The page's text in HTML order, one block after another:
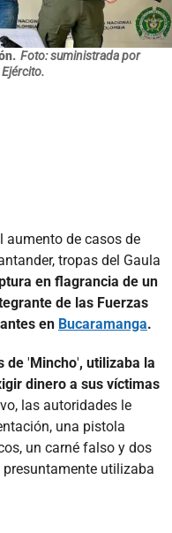
Foto: suministrada por
aumento de casos de
tropas del Gaula
en flagrancia de un
de las Fuerzas
en Bucaramanga.
de 'Mincho', utilizaba la
dinero a sus víctimas
las autoridades le
una pistola
un carné falso y dos
utilizaba